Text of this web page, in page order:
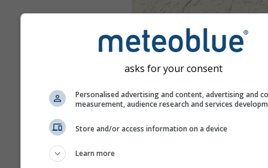
asks for your consent
Personalised advertising and content, advertising and
measurement, audience research and services
Store and/or access information on a device
Learn more